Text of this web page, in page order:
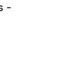
-